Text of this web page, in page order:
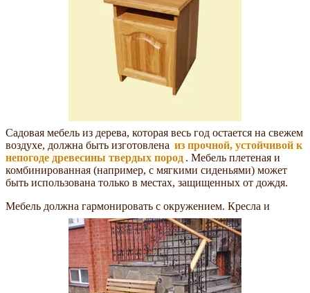
Садовая мебель из дерева, которая весь год остается на свежем
воздухе, должна быть изготовлена из прочной, устойчивой к
непогоде древесины твердых пород . Мебель плетеная и
комбинированная (например, с мягкими сиденьями) может
быть использована только в местах, защищенных от дождя.
Мебель должна гармонировать с окружением. Кресла и